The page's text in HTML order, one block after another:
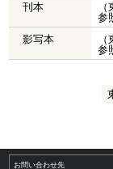
刊本
参
影写本
参
お問い合わせ先